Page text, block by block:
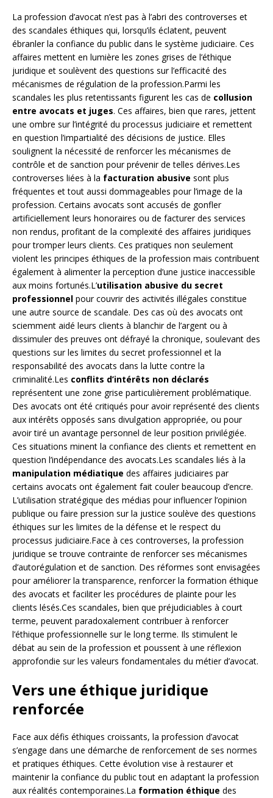
La profession d’avocat n’est pas à l’abri des controverses et
des scandales éthiques qui, lorsqu’ils éclatent, peuvent
ébranler la confiance du public dans le système judiciaire. Ces
affaires mettent en lumière les zones grises de l’éthique
juridique et soulèvent des questions sur l’efficacité des
mécanismes de régulation de la profession.Parmi les
scandales les plus retentissants figurent les cas de collusion
entre avocats et juges. Ces affaires, bien que rares, jettent
une ombre sur l’intégrité du processus judiciaire et remettent
en question l’impartialité des décisions de justice. Elles
soulignent la nécessité de renforcer les mécanismes de
contrôle et de sanction pour prévenir de telles dérives.Les
controverses liées à la facturation abusive sont plus
fréquentes et tout aussi dommageables pour l’image de la
profession. Certains avocats sont accusés de gonfler
artificiellement leurs honoraires ou de facturer des services
non rendus, profitant de la complexité des affaires juridiques
pour tromper leurs clients. Ces pratiques non seulement
violent les principes éthiques de la profession mais contribuent
également à alimenter la perception d’une justice inaccessible
aux moins fortunés.L’utilisation abusive du secret
professionnel pour couvrir des activités illégales constitue
une autre source de scandale. Des cas où des avocats ont
sciemment aidé leurs clients à blanchir de l’argent ou à
dissimuler des preuves ont défrayé la chronique, soulevant des
questions sur les limites du secret professionnel et la
responsabilité des avocats dans la lutte contre la
criminalité.Les conflits d’intérêts non déclarés
représentent une zone grise particulièrement problématique.
Des avocats ont été critiqués pour avoir représenté des clients
aux intérêts opposés sans divulgation appropriée, ou pour
avoir tiré un avantage personnel de leur position privilégiée.
Ces situations minent la confiance des clients et remettent en
question l’indépendance des avocats.Les scandales liés à la
manipulation médiatique des affaires judiciaires par
certains avocats ont également fait couler beaucoup d’encre.
L’utilisation stratégique des médias pour influencer l’opinion
publique ou faire pression sur la justice soulève des questions
éthiques sur les limites de la défense et le respect du
processus judiciaire.Face à ces controverses, la profession
juridique se trouve contrainte de renforcer ses mécanismes
d’autorégulation et de sanction. Des réformes sont envisagées
pour améliorer la transparence, renforcer la formation éthique
des avocats et faciliter les procédures de plainte pour les
clients lésés.Ces scandales, bien que préjudiciables à court
terme, peuvent paradoxalement contribuer à renforcer
l’éthique professionnelle sur le long terme. Ils stimulent le
débat au sein de la profession et poussent à une réflexion
approfondie sur les valeurs fondamentales du métier d’avocat.
Vers une éthique juridique
renforcée
Face aux défis éthiques croissants, la profession d’avocat
s’engage dans une démarche de renforcement de ses normes
et pratiques éthiques. Cette évolution vise à restaurer et
maintenir la confiance du public tout en adaptant la profession
aux réalités contemporaines.La formation éthique des